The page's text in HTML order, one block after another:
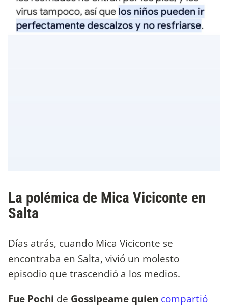
La polémica de Mica Viciconte en
Salta
Días atrás, cuando Mica Viciconte se
encontraba en Salta, vivió un molesto
episodio que trascendió a los medios.
Fue Pochi de Gossipeame quien compartió